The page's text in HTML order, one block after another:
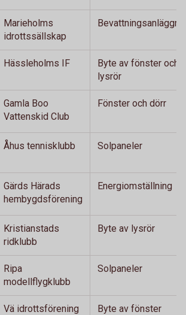
Marieholms
idrottssällskap
Hässleholms IF
Byte av fönster och
lysrör
Gamla Boo
Vattenskid Club
Fönster och dörr
Åhus tennisklubb Solpaneler
Gärds Härads
hembygdsförening
Energiomställning
Kristianstads
ridklubb
Byte av lysrör
Ripa
modellflygklubb
Solpaneler
Vä idrottsförening Byte av fönster